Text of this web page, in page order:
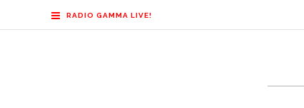
RADIO GAMMA LIVE!